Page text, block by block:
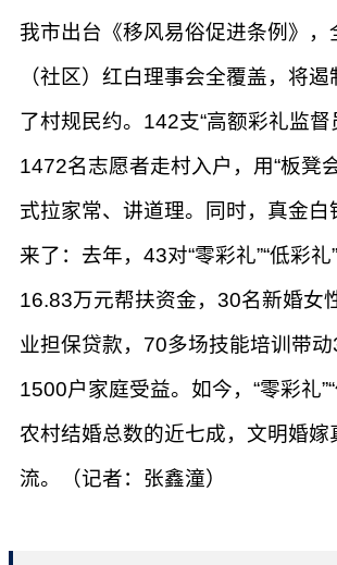
我市出台《移风易俗促进条例》，
（社区）红白理事会全覆盖，将
了村规民约。142支“高额彩礼监督
1472名志愿者走村入户，用“板凳
式拉家常、讲道理。同时，真金白
来了：去年，43对“零彩礼”“低彩礼
16.83万元帮扶资金，30名新婚女
业担保贷款，70多场技能培训带
1500户家庭受益。如今，“零彩礼
农村结婚总数的近七成，文明婚嫁
流。（记者：张鑫潼）